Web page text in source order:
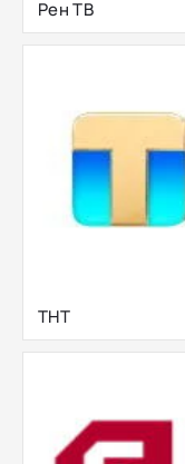
Рен ТВ
ТНТ